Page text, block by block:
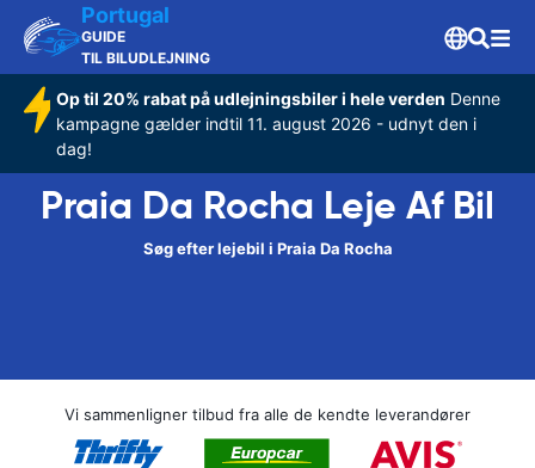
Portugal
GUIDE
TIL BILUDLEJNING
Op til 20% rabat på udlejningsbiler i hele verden Denne
kampagne gælder indtil 11. august 2026 - udnyt den i
dag!
Praia Da Rocha Leje Af Bil
Søg efter lejebil i Praia Da Rocha
Vi sammenligner tilbud fra alle de kendte leverandører